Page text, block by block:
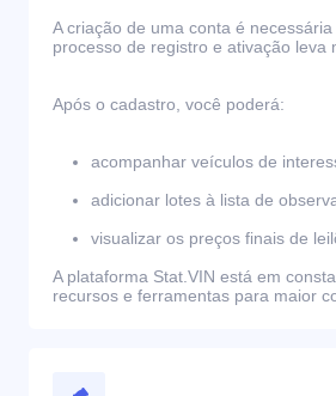
A criação de uma conta é
processo de registro e ativação leva
Após o cadastro, você poderá:
acompanhar veículos de
adicionar lotes à lista de
visualizar os preços finais de
A plataforma Stat.VIN está em
recursos e ferramentas para maior